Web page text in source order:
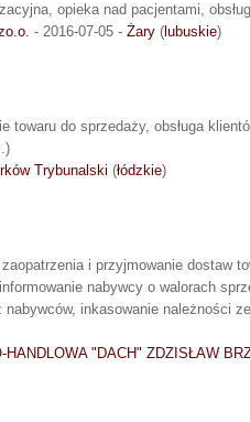
opieka nad pacjentami,
- 2016-07-05 - Żary ( lubuskie)
towaru do sprzedaży, obsługa
Trybunalski (łódzkie)
i przyjmowanie dostaw
nabywcy o walorach
inkasowanie należności
HANDLOWA "DACH" ZDZISŁAW